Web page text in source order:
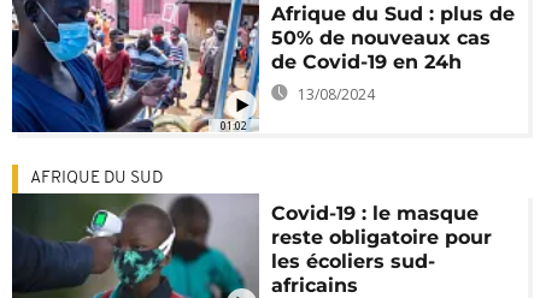
01:02
Afrique du Sud : plus de
50% de nouveaux cas
de Covid-19 en 24h
13/08/2024
AFRIQUE DU SUD
Covid-19 : le masque
reste obligatoire pour
les écoliers sud-
africains